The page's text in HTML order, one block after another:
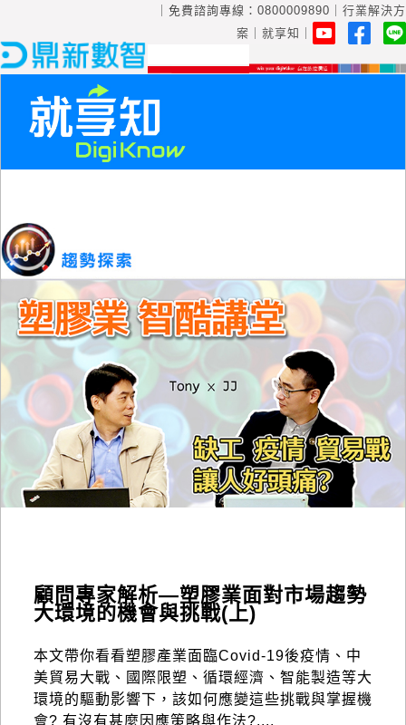
｜免費諮詢專線： 0800009890
行業解決方
案
就享知
顧問專家解析—塑膠業面對市場趨勢
大環境的機會與挑戰(上)
本文帶你看看塑膠產業面臨Covid-19後疫情、中
美貿易大戰、國際限塑、循環經濟、智能製造等大
環境的驅動影響下，該如何應變這些挑戰與掌握機
會? 有沒有甚麼因應策略與作法?....